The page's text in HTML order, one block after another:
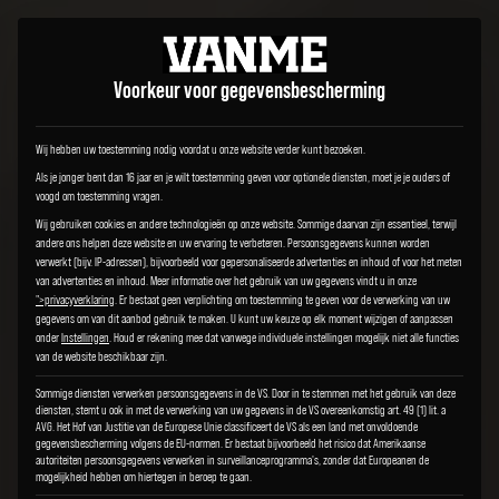
Voorkeur voor gegevensbescherming
Wij hebben uw toestemming nodig voordat u onze website verder kunt bezoeken.
Als je jonger bent dan 16 jaar en je wilt toestemming geven voor optionele diensten, moet je je ouders of
voogd om toestemming vragen.
Wij gebruiken cookies en andere technologieën op onze website. Sommige daarvan zijn essentieel, terwijl
andere ons helpen deze website en uw ervaring te verbeteren.Persoonsgegevens kunnen worden
verwerkt (bijv. IP-adressen), bijvoorbeeld voor gepersonaliseerde advertenties en inhoud of voor het meten
van advertenties en inhoud.Meer informatie over het gebruik van uw gegevens vindt u in onze
">privacyverklaring.Er bestaat geen verplichting om toestemming te geven voor de verwerking van uw
gegevens om van dit aanbod gebruik te maken.U kunt uw keuze op elk moment wijzigen of aanpassen
onderInstellingen.Houd er rekening mee dat vanwege individuele instellingen mogelijk niet alle functies
van de website beschikbaar zijn.
Sommige diensten verwerken persoonsgegevens in de VS. Door in te stemmen met het gebruik van deze
diensten, stemt u ook in met de verwerking van uw gegevens in de VS overeenkomstig art. 49 (1) lit. a
AVG. Het Hof van Justitie van de Europese Unie classificeert de VS als een land met onvoldoende
gegevensbescherming volgens de EU-normen. Er bestaat bijvoorbeeld het risico dat Amerikaanse
autoriteiten persoonsgegevens verwerken in surveillanceprogramma's, zonder dat Europeanen de
mogelijkheid hebben om hiertegen in beroep te gaan.